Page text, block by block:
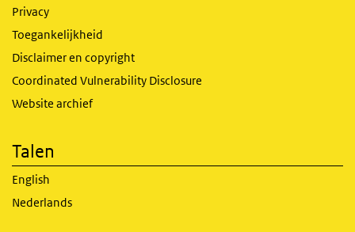
Privacy
Toegankelijkheid
Disclaimer en copyright
Coordinated Vulnerability Disclosure
Website archief
Talen
English
Nederlands